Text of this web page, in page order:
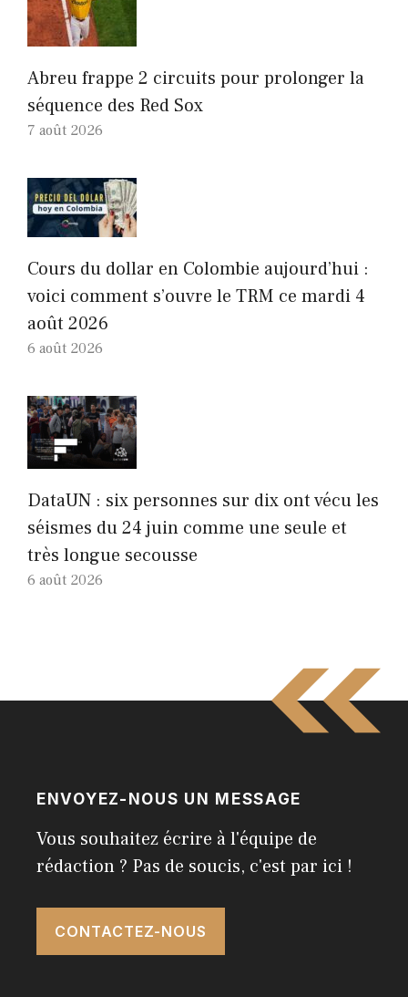
Abreu frappe 2 circuits pour prolonger la
séquence des Red Sox
7 août 2026
Cours du dollar en Colombie aujourd’hui :
voici comment s’ouvre le TRM ce mardi 4
août 2026
6 août 2026
DataUN : six personnes sur dix ont vécu les
séismes du 24 juin comme une seule et
très longue secousse
6 août 2026
ENVOYEZ-NOUS UN MESSAGE
Vous souhaitez écrire à l'équipe de
rédaction ? Pas de soucis, c'est par ici !
CONTACTEZ-NOUS